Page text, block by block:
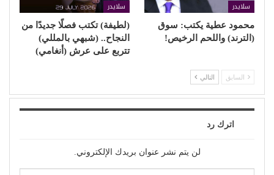
سلايدر
محمود عطية يكتب: سوق
(الترند) واللحم الرخيص!
سلايدر
(لطيفة) تكتب فصلًا جديدًا من
النجاح.. (شبهي بالمللي)
تتربع على عرش (أنغامي)
السابق التالي
اترك رد
لن يتم نشر عنوان بريدك الإلكتروني.